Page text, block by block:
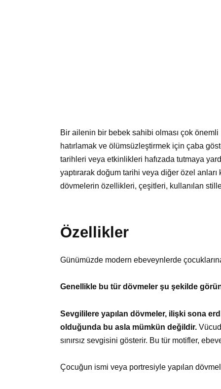
Bir ailenin bir bebek sahibi olması çok
hatırlamak ve ölümsüzleştirmek için çaba
tarihleri veya etkinlikleri hafızada tutmaya
yaptırarak doğum tarihi veya diğer özel
dövmelerin özellikleri, çeşitleri, kullanılan
Özellikler
Günümüzde modern ebeveynlerde
Genellikle bu tür dövmeler şu şekilde
Sevgililere yapılan dövmeler, ilişki sona
olduğunda bu asla mümkün değildir.
sınırsız sevgisini gösterir. Bu tür motifler,
Çocuğun ismi veya portresiyle yapılan